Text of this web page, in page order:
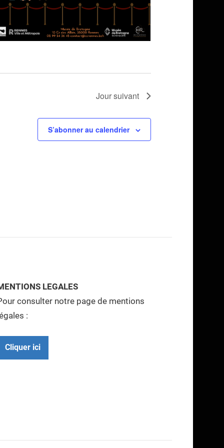
Jour suivant
S’abonner au calendrier
LEGALES
consulter notre page de mentions
:
Cliquer ici